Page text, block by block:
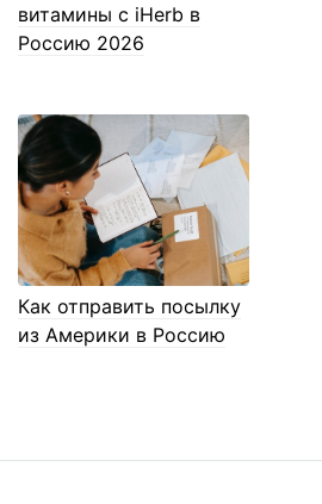
витамины с iHerb в
Россию 2026
Как отправить посылку
из Америки в Россию